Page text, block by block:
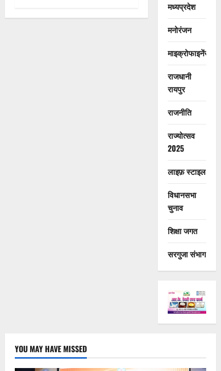
मध्यप्रदेश
मनोरंजन
माइक्रोफाइनेंस
राजधानी
रायपुर
राजनीति
राज्योत्सव
2025
लाइफ़ स्टाइल
विधानसभा
चुनाव
शिक्षा जगत
सरगुजा संभाग
YOU MAY HAVE MISSED